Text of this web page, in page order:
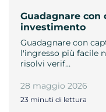
Guadagnare con
investimento
Guadagnare con
l'ingresso più facile
risolvi verif…
28 maggio 2026
23 minuti di lettura